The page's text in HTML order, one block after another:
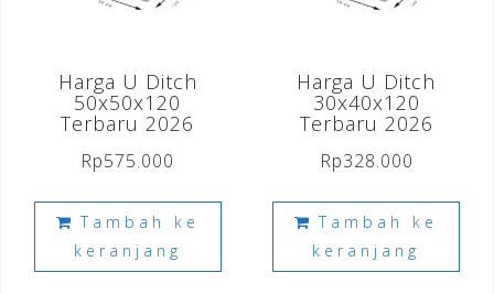
Harga U Ditch
50x50x120
Terbaru 2026
Rp575.000
Tambah ke
keranjang
Harga U Ditch
30x40x120
Terbaru 2026
Rp328.000
Tambah ke
keranjang